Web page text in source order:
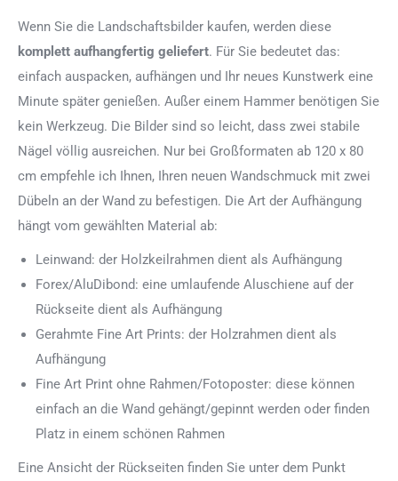
Wenn Sie die Landschaftsbilder kaufen, werden diese
komplett aufhangfertig geliefert. Für Sie bedeutet das:
einfach auspacken, aufhängen und Ihr neues Kunstwerk eine
Minute später genießen. Außer einem Hammer benötigen Sie
kein Werkzeug. Die Bilder sind so leicht, dass zwei stabile
Nägel völlig ausreichen. Nur bei Großformaten ab 120 x 80
cm empfehle ich Ihnen, Ihren neuen Wandschmuck mit zwei
Dübeln an der Wand zu befestigen. Die Art der Aufhängung
hängt vom gewählten Material ab:
Leinwand: der Holzkeilrahmen dient als Aufhängung
Forex/AluDibond: eine umlaufende Aluschiene auf der
Rückseite dient als Aufhängung
Gerahmte Fine Art Prints: der Holzrahmen dient als
Aufhängung
Fine Art Print ohne Rahmen/Fotoposter: diese können
einfach an die Wand gehängt/gepinnt werden oder finden
Platz in einem schönen Rahmen
Eine Ansicht der Rückseiten finden Sie unter dem Punkt